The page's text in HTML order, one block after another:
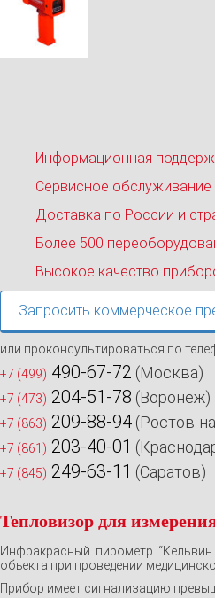
Информационная
Сервисное обслуживание
Доставка по России и
Более 500
Высокое качество
Запросить коммерческое
или проконсультироваться по
+7 (499) 490-67-72 (Москва)
+7 (473) 204-51-78 (Воронеж)
+7 (863) 209-88-94 (Ростов-
+7 (861) 203-40-01
+7 (845) 249-63-11 (Саратов)
Тепловизор для
Инфракрасный пирометр
объекта при проведении
Прибор имеет сигнализацию